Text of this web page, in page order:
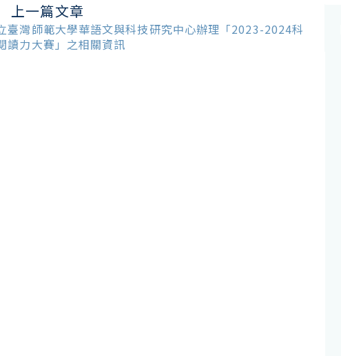
上一篇文章
臺灣師範大學華語文與科技研究中心辦理「2023-2024科
讀力大賽」之相關資訊